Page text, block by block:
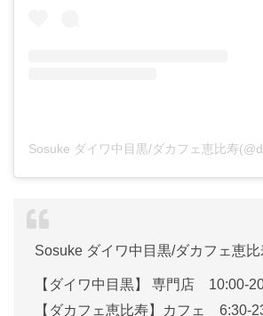
Sosuke ダイワ中目黒/ダカフェ恵比
【ダイワ中目黒】 専門店 10:00-
【ダカフェ恵比寿】カフェ 6:30-